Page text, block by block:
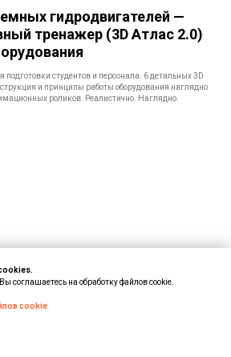
гидродвигателей —
тренажер (3D Атлас 2.0)
студентов и персонала. 6 детальных 3D
и принципы работы оборудования наглядно
роликов. Реалистично. Наглядно.
соглашаетесь на обработку файлов cookie.
cookie